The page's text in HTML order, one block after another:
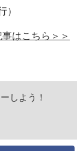
）
はこちら＞＞
しよう！